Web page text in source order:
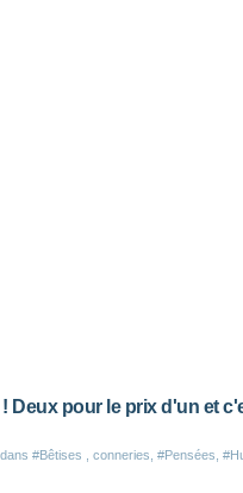
Deux pour le prix d'un et
#Bêtises , conneries #Pensées